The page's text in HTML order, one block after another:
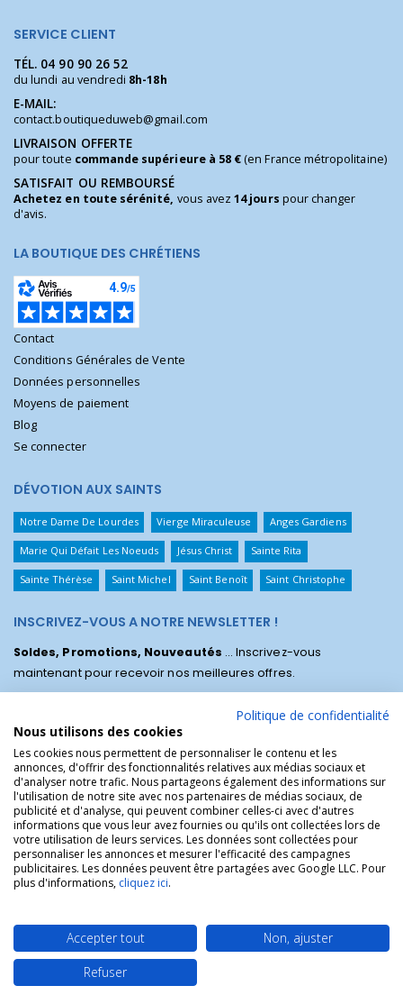
SERVICE CLIENT
TÉL. 04 90 90 26 52
du lundi au vendredi 8h-18h
E-MAIL:
contact.boutiqueduweb@gmail.com
LIVRAISON OFFERTE
pour toute commande supérieure à 58 €(en France métropolitaine)
SATISFAIT OU REMBOURSÉ
Achetez en toute sérénité, vous avez14 jours pour changer
d'avis.
LA BOUTIQUE DES CHRÉTIENS
Contact
Conditions Générales de Vente
Données personnelles
Moyens de paiement
Blog
Se connecter
DÉVOTION AUX SAINTS
Notre Dame De Lourdes Vierge Miraculeuse Anges Gardiens
Marie Qui Défait Les Noeuds Jésus Christ Sainte Rita
Sainte Thérèse Saint Michel Saint Benoît Saint Christophe
INSCRIVEZ-VOUS A NOTRE NEWSLETTER !
Soldes, Promotions, Nouveautés ... Inscrivez-vous
maintenant pour recevoir nos meilleures offres.
La Boutique des Chrétiens © | La boutique religieuse chrétienne de
référence !.
Politique de confidentialité
Nous utilisons des cookies
Les cookies nous permettent de personnaliser le contenu et les
annonces, d'offrir des fonctionnalités relatives aux médias sociaux et
d'analyser notre trafic. Nous partageons également des informations sur
l'utilisation de notre site avec nos partenaires de médias sociaux, de
publicité et d'analyse, qui peuvent combiner celles-ci avec d'autres
informations que vous leur avez fournies ou qu'ils ont collectées lors de
votre utilisation de leurs services. Les données sont collectées pour
personnaliser les annonces et mesurer l'efficacité des campagnes
publicitaires. Les données peuvent être partagées avec Google LLC. Pour
plus d'informations, cliquez ici.
Accepter tout
Non, ajuster
Refuser